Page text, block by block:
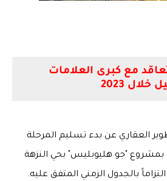
مع كبرى العلامات
2023
العقاري عن بدء تسليم المرحلة
بمشروع "جو هليوبليس" بحي النزهة
بالجدول الزمني المتفق عليه.